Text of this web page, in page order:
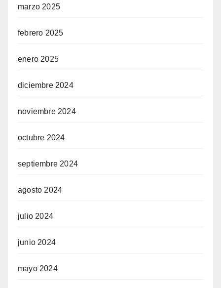
marzo 2025
febrero 2025
enero 2025
diciembre 2024
noviembre 2024
octubre 2024
septiembre 2024
agosto 2024
julio 2024
junio 2024
mayo 2024